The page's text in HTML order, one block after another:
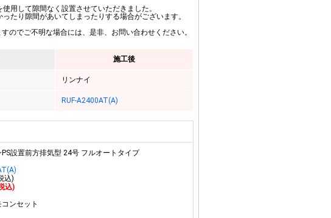
用して隙間なく設置させていただきました。
たり隙間があいてしまったりする場合がございます。
のでご不明な場合には、是非、お問い合わせください。
施工後
リンナイ
RUF-A2400AT(A)
PS設置前方排気型 24号 フルオートタイプ
込)
込)
コンセット